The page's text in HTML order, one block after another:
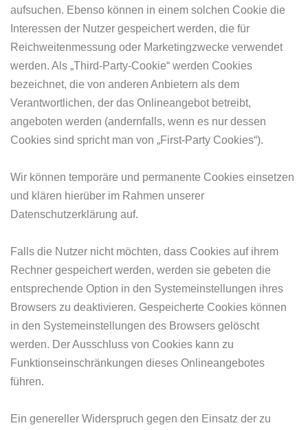
aufsuchen. Ebenso können in einem solchen Cookie die
Interessen der Nutzer gespeichert werden, die für
Reichweitenmessung oder Marketingzwecke verwendet
werden. Als „Third-Party-Cookie“ werden Cookies
bezeichnet, die von anderen Anbietern als dem
Verantwortlichen, der das Onlineangebot betreibt,
angeboten werden (andernfalls, wenn es nur dessen
Cookies sind spricht man von „First-Party Cookies“).
Wir können temporäre und permanente Cookies einsetzen
und klären hierüber im Rahmen unserer
Datenschutzerklärung auf.
Falls die Nutzer nicht möchten, dass Cookies auf ihrem
Rechner gespeichert werden, werden sie gebeten die
entsprechende Option in den Systemeinstellungen ihres
Browsers zu deaktivieren. Gespeicherte Cookies können
in den Systemeinstellungen des Browsers gelöscht
werden. Der Ausschluss von Cookies kann zu
Funktionseinschränkungen dieses Onlineangebotes
führen.
Ein genereller Widerspruch gegen den Einsatz der zu